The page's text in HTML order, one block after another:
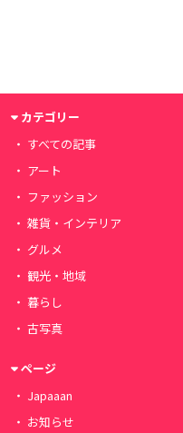
カテゴリー
すべての記事
アート
ファッション
雑貨・インテリア
グルメ
観光・地域
暮らし
古写真
ページ
Japaaan
お知らせ